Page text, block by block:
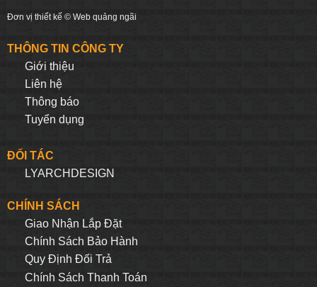
Đơn vị thiết kế © Web quảng ngãi
THÔNG TIN CÔNG TY
Giới thiệu
Liên hệ
Thông báo
Tuyển dụng
ĐỐI TÁC
LYARCHDESIGN
CHÍNH SÁCH
Giao Nhận Lắp Đặt
Chính Sách Bảo Hành
Quy Định Đối Trả
Chính Sách Thanh Toán